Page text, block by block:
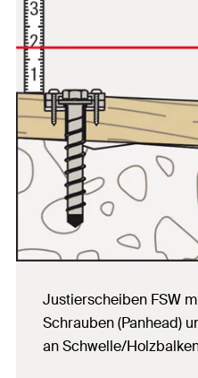
Justierscheiben FSW
Schrauben (Panhead)
an Schwelle/